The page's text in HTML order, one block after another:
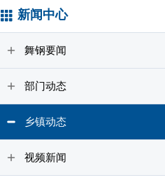
新闻中心
舞钢要闻
部门动态
乡镇动态
视频新闻